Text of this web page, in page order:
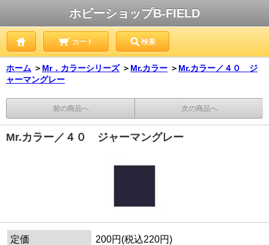
ホビーショップB-FIELD
カート 検索
ホーム ＞ Mr．カラーシリーズ ＞ Mr.カラー ＞ Mr.カラー／４０ ジ
ャーマングレー
前の商品へ 次の商品へ
Mr.カラー／４０ ジャーマングレー
定価
200円(税込220円)